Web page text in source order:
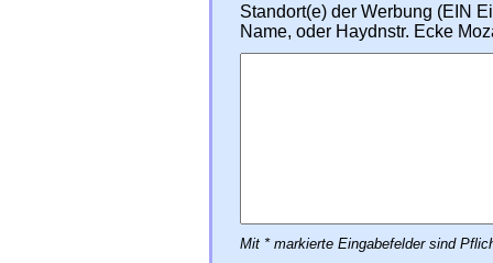
Standort(e) der Werbung (EIN
Name, oder Haydnstr. Ecke
Mit * markierte Eingabefelder sind